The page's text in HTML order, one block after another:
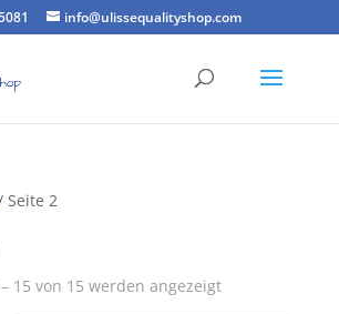
info@ulissequalityshop.com
Seite 2
15 von 15 werden angezeigtNach